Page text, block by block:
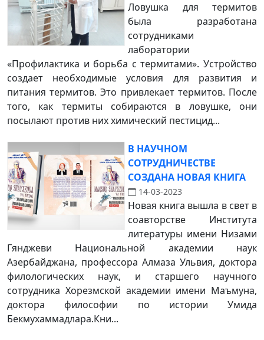
Ловушка для термитов
была разработана
сотрудниками
лаборатории
«Профилактика и борьба с термитами». Устройство
создает необходимые условия для развития и
питания термитов. Это привлекает термитов. После
того, как термиты собираются в ловушке, они
посылают против них химический пестицид...
В НАУЧНОМ
СОТРУДНИЧЕСТВЕ
СОЗДАНА НОВАЯ КНИГА
14-03-2023
Новая книга вышла в свет в
соавторстве Института
литературы имени Низами
Гянджеви Национальной академии наук
Азербайджана, профессора Алмаза Ульвия, доктора
филологических наук, и старшего научного
сотрудника Хорезмской академии имени Маъмуна,
доктора философии по истории Умида
Бекмухаммадлара.Кни...